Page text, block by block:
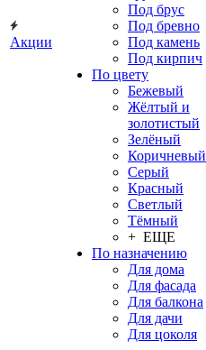
Акции
Под брус
Под бревно
Под камень
Под кирпич
По цвету
Бежевый
Жёлтый и
золотистый
Зелёный
Коричневый
Серый
Красный
Светлый
Тёмный
+ ЕЩЕ
По назначению
Для дома
Для фасада
Для балкона
Для дачи
Для цоколя